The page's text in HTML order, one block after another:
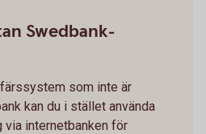
Swedbank-
som inte är
kan du i stället använda
internetbanken för